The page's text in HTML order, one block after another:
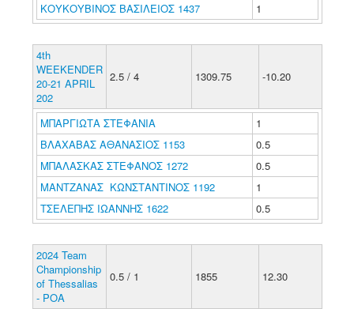
ΚΟΥΚΟΥΒΙΝΟΣ ΒΑΣΙΛΕΙΟΣ 1437 1
4th
WEEKENDER
20-21 APRIL
202
2.5 / 4 1309.75 -10.20
ΜΠΑΡΓΙΩΤΑ ΣΤΕΦΑΝΙΑ
1
ΒΛΑΧΑΒΑΣ ΑΘΑΝΑΣΙΟΣ 1153
0.5
ΜΠΑΛΑΣΚΑΣ ΣΤΕΦΑΝΟΣ 1272
0.5
ΜΑΝΤΖΑΝΑΣ ΚΩΝΣΤΑΝΤΙΝΟΣ 1192
1
ΤΣΕΛΕΠΗΣ ΙΩΑΝΝΗΣ 1622
0.5
2024 Team
Championship
of Thessalias
- POA
0.5 / 1 1855 12.30